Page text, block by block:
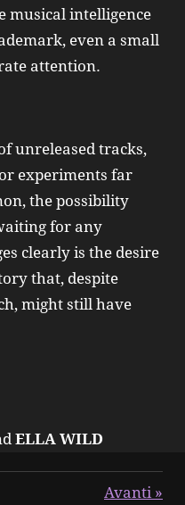
musical intelligence
even a small
attention.
unreleased tracks,
experiments far
the possibility
for any
clearly is the desire
that, despite
might still have
ELLA WILD
Avanti»